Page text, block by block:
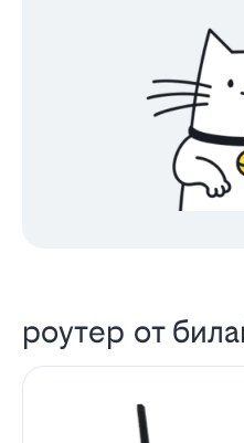
роутер от